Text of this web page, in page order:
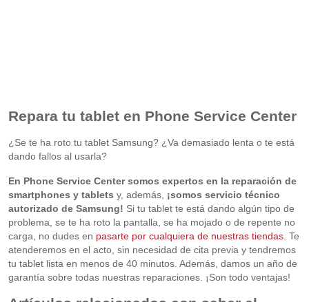
Repara tu tablet en Phone Service Center
¿Se te ha roto tu tablet Samsung? ¿Va demasiado lenta o te está
dando fallos al usarla?
En Phone Service Center somos expertos en la reparación de
smartphones y tablets y, además, ¡somos servicio técnico
autorizado de Samsung! Si tu tablet te está dando algún tipo de
problema, se te ha roto la pantalla, se ha mojado o de repente no
carga, no dudes en pasarte por cualquiera de nuestras tiendas. Te
atenderemos en el acto, sin necesidad de cita previa y tendremos
tu tablet lista en menos de 40 minutos. Además, damos un año de
garantía sobre todas nuestras reparaciones. ¡Son todo ventajas!